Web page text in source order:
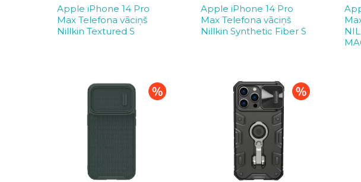
Apple iPhone 14 Pro
Max Telefona vāciņš
Nillkin Textured S
Apple iPhone 14 Pro
Max Telefona vāciņš
Nillkin Synthetic Fiber S